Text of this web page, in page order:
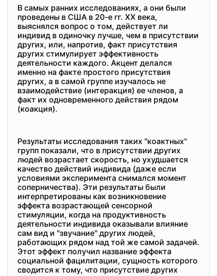
В самых ранних исследованиях, а они были
проведены в США в 20-е гг. XX века,
выяснялся вопрос о том, действует ли
индивид в одиночку лучше, чем в присутствии
других, или, напротив, факт присутствия
других стимулирует эффективность
деятельности каждого. Акцент делался
именно на факте простого присутствия
других, а в самой группе изучалось не
взаимодействие (интеракция) ее членов, а
факт их одновременного действия рядом
(коакция).
Результаты исследования таких "коактных"
групп показали, что в присутствии других
людей возрастает скорость, но ухудшается
качество действий индивида (даже если
условиями эксперимента снимался момент
соперничества). Эти результаты были
интерпретированы как возникновение
эффекта возрастающей сенсорной
стимуляции, когда на продуктивность
деятельности индивида оказывали влияние
сам вид и "звучание" других людей,
работающих рядом над той же самой задачей.
Этот эффект получил название эффекта
социальной фацилитации, сущность которого
сводится к тому, что присутствие других